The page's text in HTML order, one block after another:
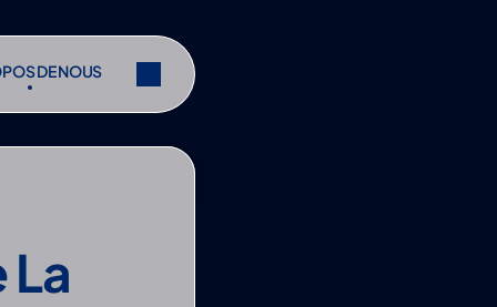
DE NOUS
DE NOUS
Partager
La